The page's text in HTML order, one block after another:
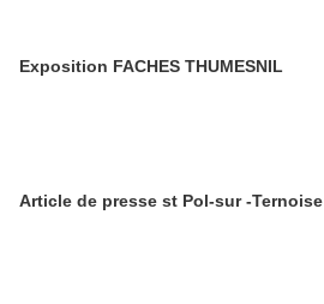
Exposition FACHES THUMESNIL
Article de presse st Pol-sur -Ternoise